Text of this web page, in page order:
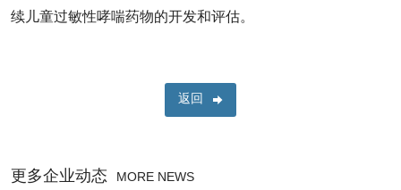
续儿童过敏性哮喘药物的开发和评估。
返回
更多企业动态 MORE NEWS